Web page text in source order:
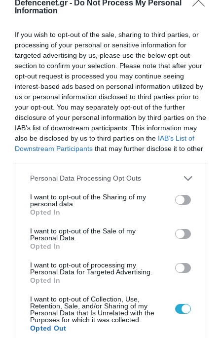
Defencenet.gr - Do Not Process My Personal
Information
If you wish to opt-out of the sale, sharing to third parties, or
processing of your personal or sensitive information for
targeted advertising by us, please use the below opt-out
section to confirm your selection. Please note that after your
opt-out request is processed you may continue seeing
interest-based ads based on personal information utilized by
us or personal information disclosed to third parties prior to
your opt-out. You may separately opt-out of the further
disclosure of your personal information by third parties on the
IAB’s list of downstream participants. This information may
also be disclosed by us to third parties on the IAB’s List of
Downstream Participants that may further disclose it to other
Please note that this website/app uses one or more Google
not limited to your visit or usage behaviour. You may click to
grant or deny consent to Google and its third-party tags to
use your data for below specified purposes in below Google
consent section.
Personal Data Processing Opt Outs
I want to opt-out of the Sharing of my
personal data.
Opted In
I want to opt-out of the Sale of my
Personal Data.
Opted In
I want to opt-out of processing my
Personal Data for Targeted Advertising.
Opted In
I want to opt-out of Collection, Use,
Retention, Sale, and/or Sharing of my
Personal Data that Is Unrelated with the
Purposes for which it was collected.
Opted Out
ΠΟΛΙΤΙΚΗ
08.08.2026 | 09:02
«Η απόλυτη τραγωδία»: Η «αιχμηρή» ανάρτηση
του Αρκά για τα τατουάζ (φωτο)
07.08.2026 | 20:02
Ο Γιάννης Αλαφούζος «τέλειωσε» τον
Κωνσταντίνο Ζούλα από τον ΣΚΑΪ – Ο λόγος της